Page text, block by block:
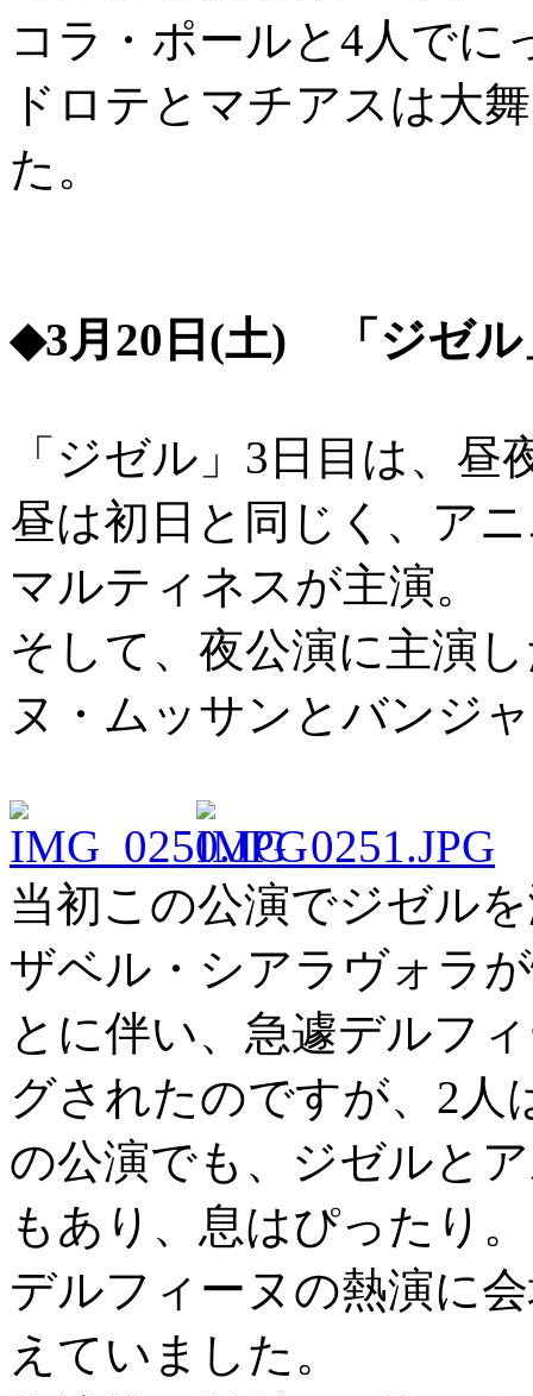
コラ・ポールと4人でに
ドロテとマチアスは大
た。
◆3月20日(土) 「ジゼル
「ジゼル」3日目は、昼
昼は初日と同じく、ア
マルティネスが主演。
そして、夜公演に主演
ヌ・ムッサンとバンジ
当初この公演でジゼル
ザベル・シアラヴォラ
とに伴い、急遽デルフ
グされたのですが、2人
の公演でも、ジゼルと
もあり、息はぴったり。
デルフィーヌの熱演に
えていました。